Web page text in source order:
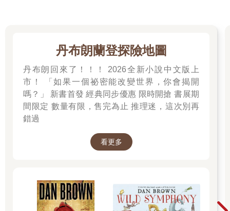
丹布朗蘭登探險地圖
丹布朗回來了！！！ 2026全新小說中文版上
市！ 「如果一個祕密能改變世界，你會揭開
嗎？」 新書首發 經典同步優惠 限時開搶 書展期
間限定 數量有限，售完為止 推理迷，這次別再
錯過
看更多